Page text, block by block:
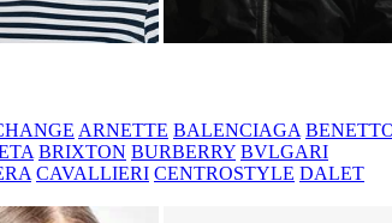
ARNETTE BALENCIAGA
BRIXTON BURBERRY BVLGARI
CAVALLIERI CENTROSTYLE DALET